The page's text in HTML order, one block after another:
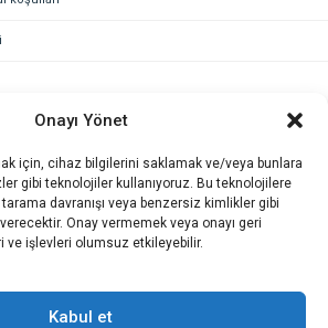
Onayı Yönet
için, cihaz bilgilerini saklamak ve/veya bunlara
gibi teknolojiler kullanıyoruz. Bu teknolojilere
davranışı veya benzersiz kimlikler gibi
Onay vermemek veya onayı geri
ve işlevleri olumsuz etkileyebilir.
Kabul et